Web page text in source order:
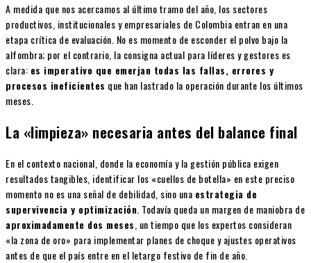
A medida que nos acercamos al último tramo del año, los sectores
productivos, institucionales y empresariales de Colombia entran en una
etapa crítica de evaluación. No es momento de esconder el polvo bajo la
alfombra; por el contrario, la consigna actual para líderes y gestores es
clara: es imperativo que emerjan todas las fallas, errores y
procesos ineficientes que han lastrado la operación durante los últimos
meses.
La «limpieza» necesaria antes del balance final
En el contexto nacional, donde la economía y la gestión pública exigen
resultados tangibles, identificar los «cuellos de botella» en este preciso
momento no es una señal de debilidad, sino una estrategia de
supervivencia y optimización . Todavía queda un margen de maniobra de
aproximadamente dos meses , un tiempo que los expertos consideran
«la zona de oro» para implementar planes de choque y ajustes operativos
antes de que el país entre en el letargo festivo de fin de año.